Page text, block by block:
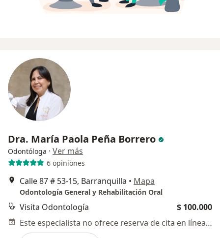
Dra. María Paola Peña Borrero
Odontóloga · Ver más
6 opiniones
Calle 87 # 53-15, Barranquilla • Mapa
Odontología General y Rehabilitación Oral
Visita Odontología
$ 100.000
Este especialista no ofrece reserva de cita en línea en esta dirección.